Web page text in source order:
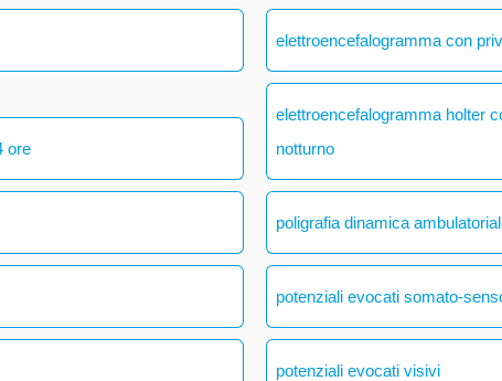
elettroencefalogramma con
ore
elettroencefalogramma holter
notturno
poligrafia dinamica
potenziali evocati somato-
potenziali evocati visivi